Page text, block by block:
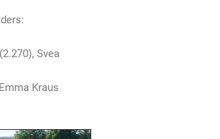
Svea
Kraus